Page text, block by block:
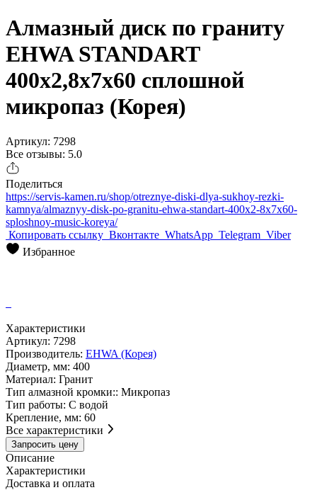
Алмазный диск по граниту
EHWA STANDART
400x2,8x7x60 сплошной
микропаз (Корея)
Артикул: 7298
Все отзывы: 5.0
Поделиться
https://servis-kamen.ru/shop/otreznye-diski-dlya-sukhoy-rezki-
kamnya/almaznyy-disk-po-granitu-ehwa-standart-400x2-8x7x60-
sploshnoy-music-koreya/
Копировать ссылку Вконтакте WhatsApp Telegram Viber
Избранное
Характеристики
Артикул: 7298
Производитель: EHWA (Корея)
Диаметр, мм: 400
Материал: Гранит
Тип алмазной кромки:: Микропаз
Тип работы: С водой
Крепление, мм: 60
Все характеристики
Запросить цену
Описание
Характеристики
Доставка и оплата